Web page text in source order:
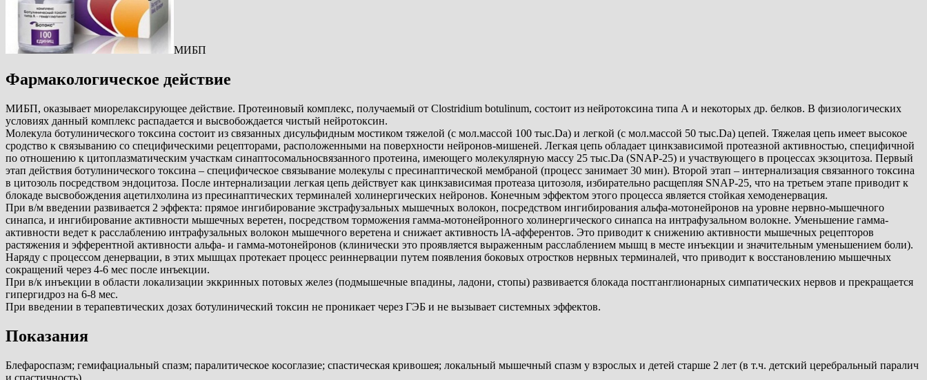
МИБП
Фармакологическое действие
МИБП, оказывает миорелаксирующее действие. Протеиновый комплекс, получаемый от Clostridium botulinum, состоит из нейротоксина типа А и некоторых др. белков. В физиологических
условиях данный комплекс распадается и высвобождается чистый нейротоксин.
Молекула ботулинического токсина состоит из связанных дисульфидным мостиком тяжелой (с мол.массой 100 тыс.Da) и легкой (с мол.массой 50 тыс.Da) цепей. Тяжелая цепь имеет высокое
сродство к связыванию со специфическими рецепторами, расположенными на поверхности нейронов-мишеней. Легкая цепь обладает цинкзависимой протеазной активностью, специфичной
по отношению к цитоплазматическим участкам синаптосомальносвязанного протеина, имеющего молекулярную массу 25 тыс.Da (SNAP-25) и участвующего в процессах экзоцитоза. Первый
этап действия ботулинического токсина – специфическое связывание молекулы с пресинаптической мембраной (процесс занимает 30 мин). Второй этап – интернализация связанного токсина
в цитозоль посредством эндоцитоза. После интернализации легкая цепь действует как цинкзависимая протеаза цитозоля, избирательно расщепляя SNAP-25, что на третьем этапе приводит к
блокаде высвобождения ацетилхолина из пресинаптических терминалей холинергических нейронов. Конечным эффектом этого процесса является стойкая хемоденервация.
При в/м введении развивается 2 эффекта: прямое ингибирование экстрафузальных мышечных волокон, посредством ингибирования альфа-мотонейронов на уровне нервно-мышечного
синапса, и ингибирование активности мышечных веретен, посредством торможения гамма-мотонейронного холинергического синапса на интрафузальном волокне. Уменьшение гамма-
активности ведет к расслаблению интрафузальных волокон мышечного веретена и снижает активность lA-афферентов. Это приводит к снижению активности мышечных рецепторов
растяжения и эфферентной активности альфа- и гамма-мотонейронов (клинически это проявляется выраженным расслаблением мышц в месте инъекции и значительным уменьшением боли).
Наряду с процессом денервации, в этих мышцах протекает процесс реиннервации путем появления боковых отростков нервных терминалей, что приводит к восстановлению мышечных
сокращений через 4-6 мес после инъекции.
При в/к инъекции в области локализации эккринных потовых желез (подмышечные впадины, ладони, стопы) развивается блокада постганглионарных симпатических нервов и прекращается
гипергидроз на 6-8 мес.
При введении в терапевтических дозах ботулинический токсин не проникает через ГЭБ и не вызывает системных эффектов.
Показания
Блефароспазм; гемифациальный спазм; паралитическое косоглазие; спастическая кривошея; локальный мышечный спазм у взрослых и детей старше 2 лет (в т.ч. детский церебральный паралич
и спастичность).